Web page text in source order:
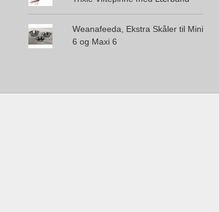
Weanafeeda, Ekstra Skåler til Mini
6 og Maxi 6